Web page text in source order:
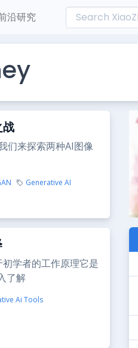
沿研究
们来探索两种AI图像
Generative AI
学者的工作原理它是
了解
Ai Tools